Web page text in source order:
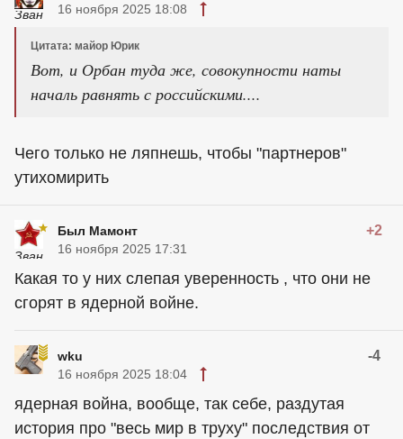
16 ноября 2025 18:08
Цитата: майор Юрик
Вот, и Орбан туда же, совокупности наты
началь равнять с российскими....
Чего только не ляпнешь, чтобы "партнеров"
утихомирить
Был Мамонт +2
16 ноября 2025 17:31
Какая то у них слепая уверенность , что они не
сгорят в ядерной войне.
wku -4
16 ноября 2025 18:04
ядерная война, вообще, так себе, раздутая
история про "весь мир в труху" последствия от